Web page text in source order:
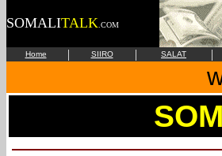
SOMALITALK .COM
Home | SIIRO | SALAT |